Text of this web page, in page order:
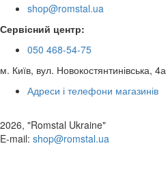
shop@romstal.ua
Сервісний центр:
050 468-54-75
м. Київ, вул. Новокостянтинівська, 4а
Адреси і телефони магазинів
2026, "Romstal Ukraine"
​E-mail: shop@romstal.ua